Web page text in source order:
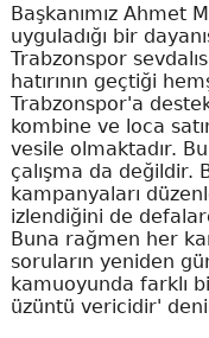
Başkanımız Ahmet
uyguladığı bir
Trabzonspor
hatırının geçtiği
Trabzonspor'a
kombine ve loca
vesile olmaktadır.
çalışma da değildir.
kampanyaları
izlendiğini de
Buna rağmen her
soruların yeniden
kamuoyunda farklı
üzüntü vericidir'